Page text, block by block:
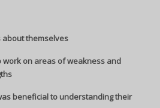
about themselves
work on areas of weakness and
beneficial to understanding their